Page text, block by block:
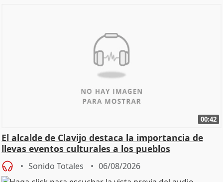
00:42
El alcalde de Clavijo destaca la importancia de
llevas eventos culturales a los pueblos
Sonido Totales 06/08/2026